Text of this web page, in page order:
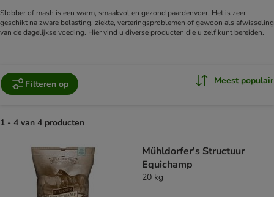
Slobber of mash is een warm, smaakvol en gezond paardenvoer. Het is zeer
geschikt na zware belasting, ziekte, verteringsproblemen of gewoon als afwisseling
van de dagelijkse voeding. Hier vind u diverse producten die u zelf kunt bereiden.
Filteren op Meest populair
1 - 4 van 4 producten
Mühldorfer's Structuur
Equichamp
20 kg